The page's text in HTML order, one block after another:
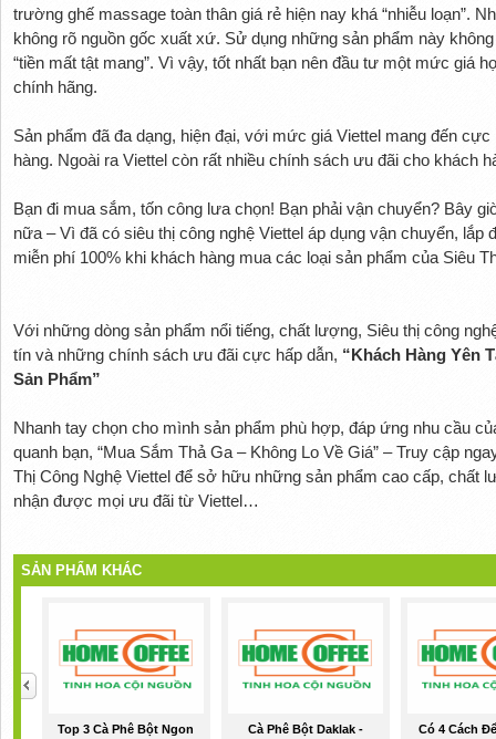
trường ghế massage toàn thân giá rẻ hiện nay khá “nhiễu loạn”.
không rõ nguồn gốc xuất xứ. Sử dụng những sản phẩm này
“tiền mất tật mang”. Vì vậy, tốt nhất bạn nên đầu tư một mức giá
chính hãng.
Sản phẩm đã đa dạng, hiện đại, với mức giá Viettel mang đến
hàng. Ngoài ra Viettel còn rất nhiều chính sách ưu đãi cho khách
Bạn đi mua sắm, tốn công lưa chọn! Bạn phải vận chuyển? Bây
nữa – Vì đã có siêu thị công nghệ Viettel áp dụng vận chuyển, lắp
miễn phí 100% khi khách hàng mua các loại sản phẩm của Siêu
Với những dòng sản phẩm nổi tiếng, chất lượng, Siêu thị công
tín và những chính sách ưu đãi cực hấp dẫn, “Khách Hàng Yên
Sản Phẩm”
Nhanh tay chọn cho mình sản phẩm phù hợp, đáp ứng nhu cầu
quanh bạn, “Mua Sắm Thả Ga – Không Lo Về Giá” – Truy cập
Thị Công Nghệ Viettel để sở hữu những sản phẩm cao cấp, chất
nhận được mọi ưu đãi từ Viettel…
SẢN PHẨM KHÁC
Top 3 Cà Phê Bột Ngon Cà Phê Bột Daklak - Có 4 Cách